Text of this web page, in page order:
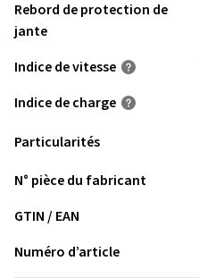
Rebord de protection de
jante
Indice de vitesse
Indice de charge
Particularités
N° pièce du fabricant
GTIN / EAN
Numéro d’article